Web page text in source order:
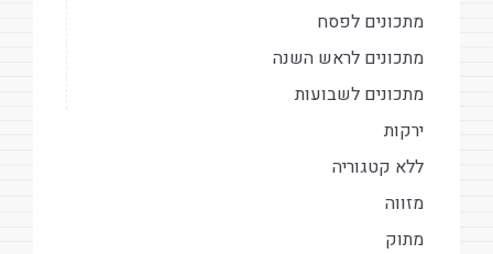
מתכונים לפסח
מתכונים לראש השנה
מתכונים לשבועות
ירקות
ללא קטגוריה
מזווה
מתוק